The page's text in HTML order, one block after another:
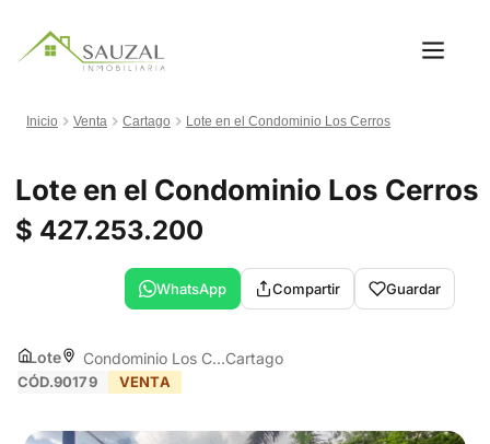
Inicio Venta Cartago Lote en el Condominio Los Cerros
Lote en el Condominio Los Cerros
$ 427.253.200
WhatsApp Compartir Guardar
Lote Condominio Los CerrosCartago
CÓD.90179 VENTA